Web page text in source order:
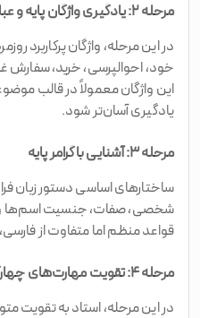
مرحله ۲: یادگیری واژگان پایه و عبارات کاربردی
در این مرحله، واژگان پرکاربرد
خود، احوالپرسی، خرید، سفارش
این واژگان معمولاً در قالب
یادگیری آسان‌تر شود.
مرحله ۳: آشنایی با گرامر پایه
ساختارهای اساسی دستور زبان
شخصی، صفات، جنسیت اسم‌ها و
قواعد منظم اما متفاوت از
مرحله ۴: تقویت مهارت‌های چهارگانه
در این مرحله، استاد به تقویت